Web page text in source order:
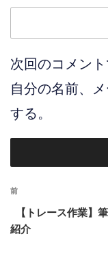
次回のコメン
自分の名前、
する。
投
稿
ナ
ビ
前
投
前
【トレース作業】
紹介